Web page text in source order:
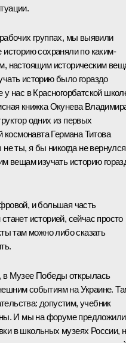
группах, мы выявили
сохраняли по каким-
настоящим историческим
историю было гораздо
нас в Красногорбатской
книжка Окунева
одних из первых
космонавта Германа Титова
ты, я бы никогда не вернулся
вещам изучать историю
и большая часть
историей, сейчас просто
там можно либо сказать
в Музее Победы открылась
событиям на Украине.
допустим, учебник
И мы на форуме предложили
в школьных музеях России,